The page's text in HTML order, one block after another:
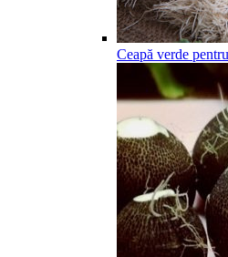
Ceapă verde